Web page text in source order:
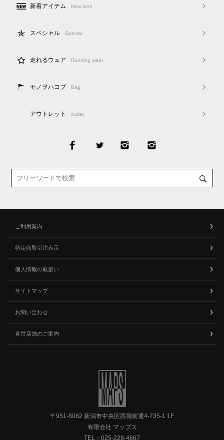
新着アイテム New item
スペシャル Special
走れるウェア Running wear
モノヲハコブ Bag
アウトレット outlet
ご利用案内
特定商取引法表示
個人情報の取扱い
サイトマップ
お問い合わせ
直営店舗のご案内
〒951-8062 新潟市中央区西堀前通4-735-1 1F
有限会社 マップス
TEL： 025-228-4667